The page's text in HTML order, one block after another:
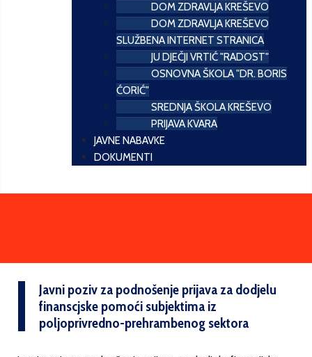
DOM ZDRAVLJA KREŠEVO
DOM ZDRAVLJA KREŠEVO
SLUŽBENA INTERNET STRANICA
JU DJEČJI VRTIĆ "RADOST"
OSNOVNA ŠKOLA "DR. BORIS
ĆORIĆ"
SREDNJA ŠKOLA KREŠEVO
PRIJAVA KVARA
JAVNE NABAVKE
DOKUMENTI
Javni poziv za podnošenje prijava za dodjelu
finanscjske pomoći subjektima iz
poljoprivredno-prehrambenog sektora